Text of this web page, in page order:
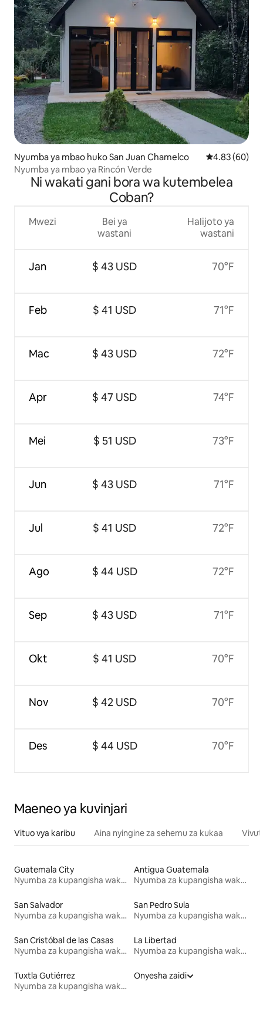
Nyumba ya mbao huko San Juan Chamelco Ukadiriaji wa
4.83 (60)
Nyumba ya mbao ya Rincón Verde
Ni wakati gani bora wa kutembelea
Coban?
Mwezi
Jan
Feb
Mac
Apr
Mei
Jun
Jul
Ago
Sep
Okt
Nov
Des
Bei ya
wastani
$ 43 USD
$ 41 USD
$ 43 USD
$ 47 USD
$ 51 USD
$ 43 USD
$ 41 USD
$ 44 USD
$ 43 USD
$ 41 USD
$ 42 USD
$ 44 USD
Halijoto ya
wastani
70°F
71°F
72°F
74°F
73°F
71°F
72°F
72°F
71°F
70°F
70°F
70°F
Maeneo ya kuvinjari
Vituo vya karibu Aina nyingine za sehemu za kukaa
Guatemala City
Nyumba za kupangisha wakati wa likizo
Antigua Guatemala
Nyumba za kupangisha wakati wa likizo
San Salvador
Nyumba za kupangisha wakati wa likizo
San Pedro Sula
Nyumba za kupangisha wakati wa likizo
San Cristóbal de las Casas
Nyumba za kupangisha wakati wa likizo
La Libertad
Nyumba za kupangisha wakati wa likizo
Tuxtla Gutiérrez
Nyumba za kupangisha wakati wa likizo
Onyesha zaidi